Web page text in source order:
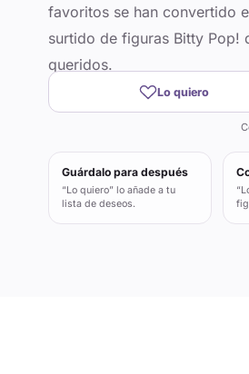
favoritos se han convertido
surtido de figuras Bitty Pop!
queridos.
Lo quiero
Guárdalo para después
“Lo quiero” lo añade a tu
lista de deseos.